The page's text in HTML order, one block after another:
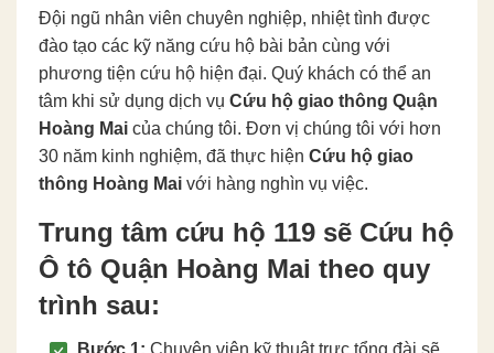
Đội ngũ nhân viên chuyên nghiệp, nhiệt tình được
đào tạo các kỹ năng cứu hộ bài bản cùng với
phương tiện cứu hộ hiện đại. Quý khách có thể an
tâm khi sử dụng dịch vụ Cứu hộ giao thông Quận
Hoàng Mai của chúng tôi. Đơn vị chúng tôi với hơn
30 năm kinh nghiệm, đã thực hiện Cứu hộ giao
thông Hoàng Mai với hàng nghìn vụ việc.
Trung tâm cứu hộ 119 sẽ Cứu hộ
Ô tô Quận Hoàng Mai theo quy
trình sau: